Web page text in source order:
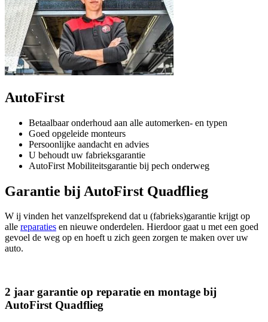
AutoFirst
Betaalbaar onderhoud aan alle automerken- en typen
Goed opgeleide monteurs
Persoonlijke aandacht en advies
U behoudt uw fabrieksgarantie
AutoFirst Mobiliteitsgarantie bij pech onderweg
Garantie bij AutoFirst Quadflieg
W ij vinden het vanzelfsprekend dat u (fabrieks)garantie krijgt op
alle reparaties en nieuwe onderdelen. Hierdoor gaat u met een goed
gevoel de weg op en hoeft u zich geen zorgen te maken over uw
auto.
2 jaar garantie op reparatie en montage bij
AutoFirst Quadflieg